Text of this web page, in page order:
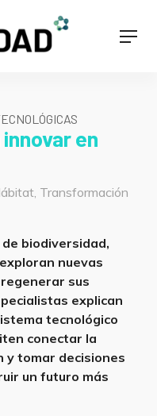
en
, Transformación
biodiversidad,
nuevas
sus
explican
tecnológico
conectar la
y tomar decisiones
un futuro más